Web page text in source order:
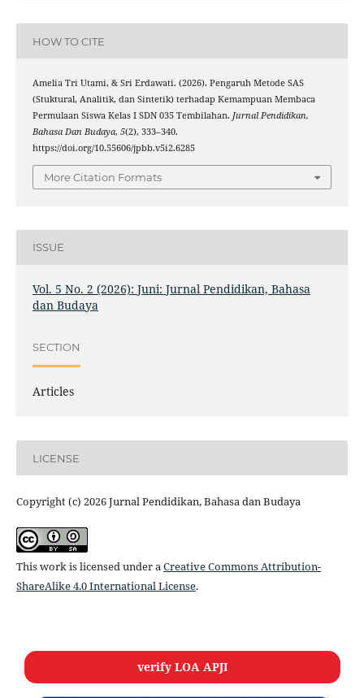
HOW TO CITE
Amelia Tri Utami, & Sri Erdawati. (2026). Pengaruh Metode SAS
(Stuktural, Analitik, dan Sintetik) terhadap Kemampuan Membaca
Permulaan Siswa Kelas I SDN 035 Tembilahan. Jurnal Pendidikan,
Bahasa Dan Budaya, 5(2), 333–340.
https://doi.org/10.55606/jpbb.v5i2.6285
More Citation Formats
ISSUE
Vol. 5 No. 2 (2026): Juni: Jurnal Pendidikan, Bahasa
dan Budaya
SECTION
Articles
LICENSE
Copyright (c) 2026 Jurnal Pendidikan, Bahasa dan Budaya
This work is licensed under aCreative Commons Attribution-
ShareAlike 4.0 International License.
verify LOA APJI